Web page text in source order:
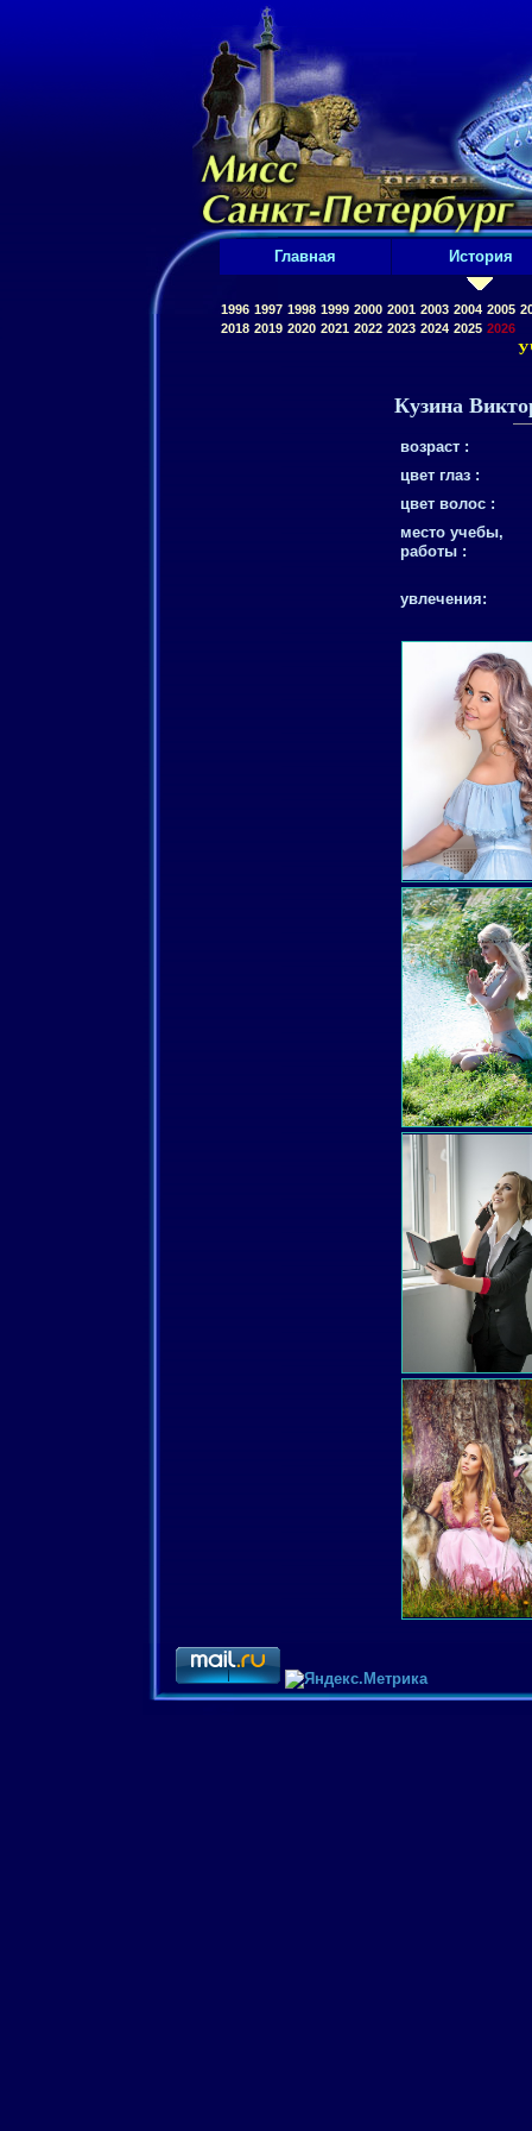
Главная История
1996 1997 1998 1999 2000 2001 2003 2004 2005
2018 2019 2020 2021 2022 2023 2024 2025 2026
Кузина
возраст :
цвет глаз :
цвет волос :
место учебы,
работы :
увлечения: